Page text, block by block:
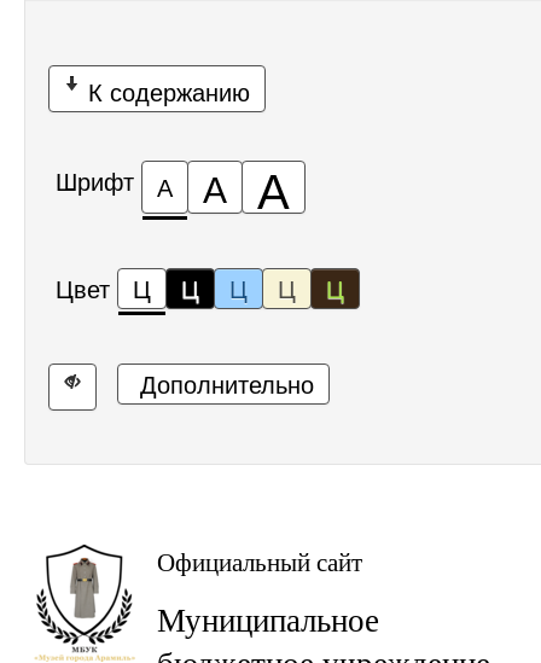
К содержанию
Шрифт А А А
Цвет Ц Ц Ц Ц Ц
Дополнительно
Официальный сайт
Муниципальное